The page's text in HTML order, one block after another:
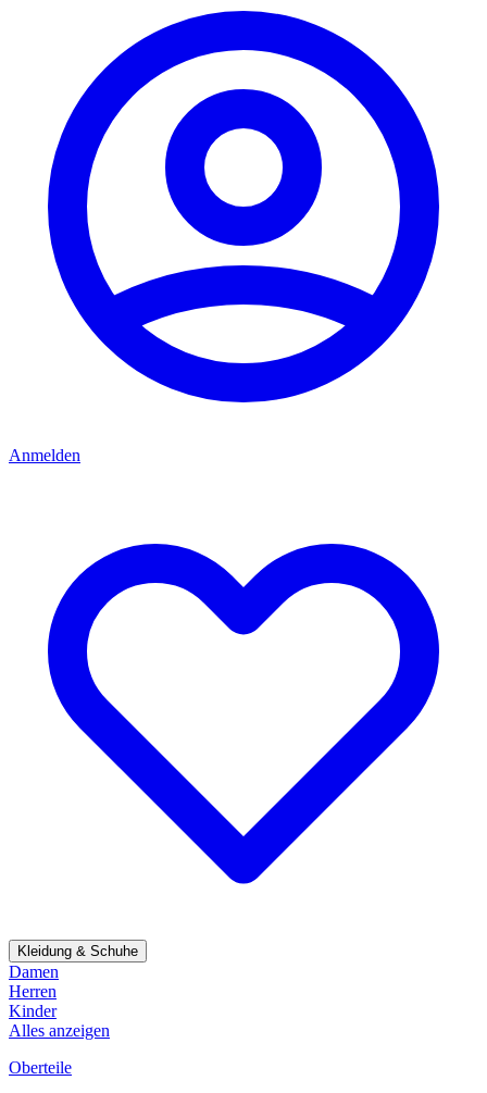
Anmelden
Kleidung & Schuhe
Damen
Herren
Kinder
Alles anzeigen
Oberteile